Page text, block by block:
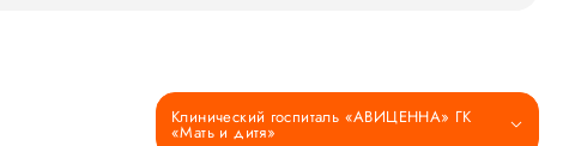
Клинический госпиталь «АВИЦЕННА» ГК
«Мать и дитя»